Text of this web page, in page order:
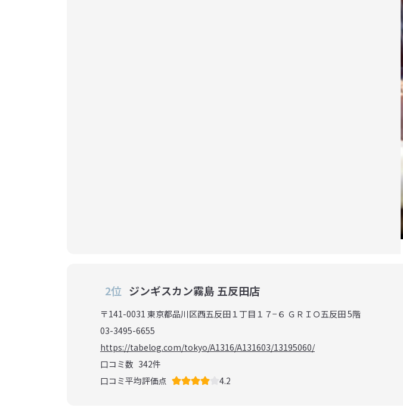
2位 ジンギスカン霧島 五反田店
〒141-0031 東京都品川区西五反田１丁目１７−６ ＧＲＩＯ五反田 5階
03-3495-6655
https://tabelog.com/tokyo/A1316/A131603/13195060/
口コミ数 342件
口コミ平均評価点
4.2